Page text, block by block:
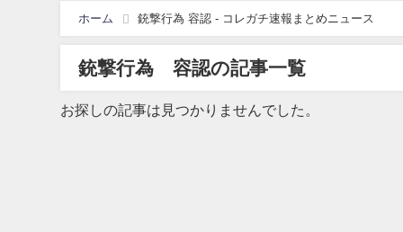
ホーム 銃撃行為 容認 - コレガチ速報まとめニュース
銃撃行為 容認の記事一覧
お探しの記事は見つかりませんでした。